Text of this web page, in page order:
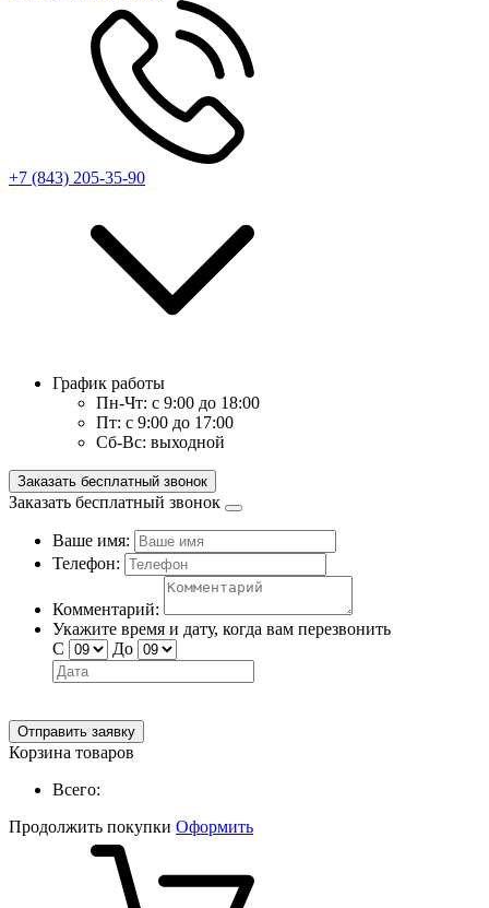
+7 (843) 205-35-90
График работы
Пн-Чт: с 9:00 до 18:00
Пт: с 9:00 до 17:00
Сб-Вс: выходной
Заказать бесплатный звонок
Заказать бесплатный звонок
Ваше имя:
Телефон:
Комментарий:
Укажите время и дату, когда вам перезвонить
С
До
Отправить заявку
Корзина товаров
Всего:
Продолжить покупки Оформить